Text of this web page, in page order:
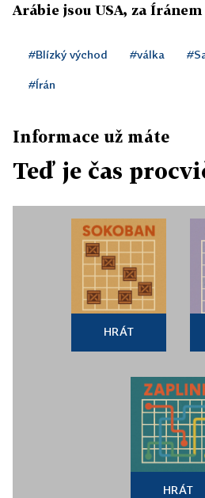
Arábie jsou USA, za
#Blízký východ #válka
#Írán
Informace už máte
Teď je čas
HRÁT
HRÁT